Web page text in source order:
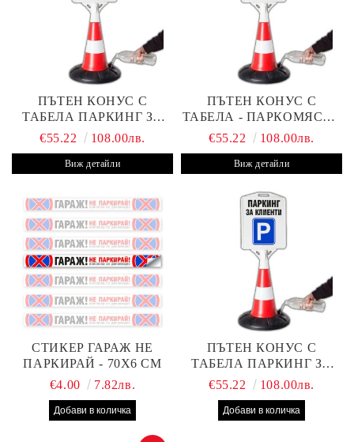
ПЪТЕН КОНУС С
ТАБЕЛА ПАРКИНГ ЗА
КЛИЕНТИ С ВАШ ТЕКСТ
€55.22 108.00лв.
Виж детайли
ПЪТЕН КОНУС С
ТАБЕЛА - ПАРКОМЯСТО
(С ВАШАТА ФИРМА)
€55.22 108.00лв.
Виж детайли
СТИКЕР ГАРАЖ НЕ
ПАРКИРАЙ - 70Х6 СМ
€4.00
7.82лв.
ПЪТЕН КОНУС С
ТАБЕЛА ПАРКИНГ ЗА
КЛИЕНТИ
€55.22 108.00лв.